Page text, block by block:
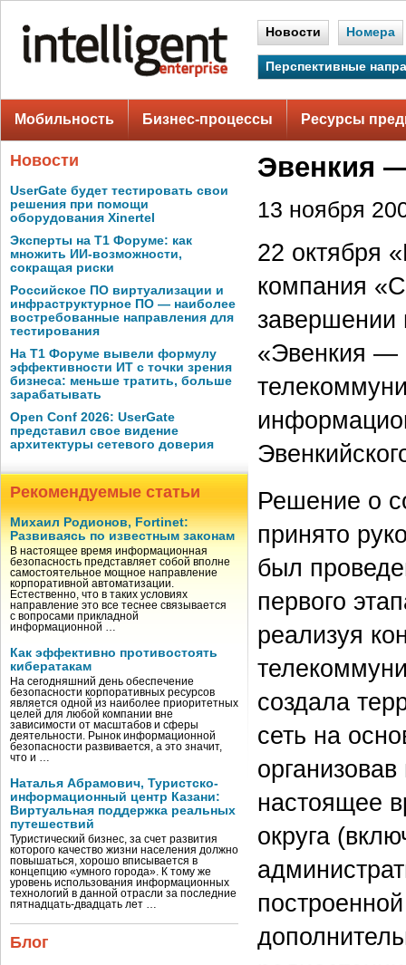
Новости Номера
Перспективные
Мобильность Бизнес-процессы Ресурсы
Новости
UserGate будет тестировать свои
решения при помощи
оборудования Xinertel
Эксперты на Т1 Форуме: как
множить ИИ-возможности,
сокращая риски
Российское ПО виртуализации и
инфраструктурное ПО — наиболее
востребованные направления для
тестирования
На Т1 Форуме вывели формулу
эффективности ИТ с точки зрения
бизнеса: меньше тратить, больше
зарабатывать
Open Conf 2026: UserGate
представил свое видение
архитектуры сетевого доверия
Рекомендуемые статьи
Михаил Родионов, Fortinet:
Развиваясь по известным законам
В настоящее время информационная
безопасность представляет собой вполне
самостоятельное мощное направление
корпоративной автоматизации.
Естественно, что в таких условиях
направление это все теснее связывается
с вопросами прикладной
информационной …
Как эффективно противостоять
кибератакам
На сегодняшний день обеспечение
безопасности корпоративных ресурсов
является одной из наиболее приоритетных
целей для любой компании вне
зависимости от масштабов и сферы
деятельности. Рынок информационной
безопасности развивается, а это значит,
что и …
Наталья Абрамович, Туристско-
информационный центр Казани:
Виртуальная поддержка реальных
путешествий
Туристический бизнес, за счет развития
которого качество жизни населения должно
повышаться, хорошо вписывается в
концепцию «умного города». К тому же
уровень использования информационных
технологий в данной отрасли за последние
пятнадцать-двадцать лет …
Блог
Эвенкия
13 ноября
22 октября
компания
завершении
«Эвенкия —
Решение о
принято
был
первого
реализуя
создала
сеть на
настоящее
округа